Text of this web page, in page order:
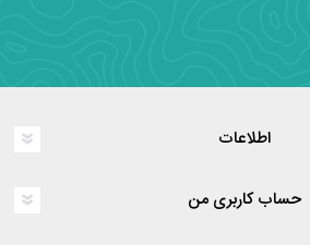
اطلاعات
حساب کاربری من